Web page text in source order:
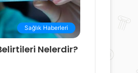
Sağlık Haberleri
Nelerdir?